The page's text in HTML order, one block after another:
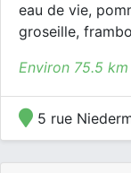
eau de vie,
groseille,
Environ 75.5
5 rue